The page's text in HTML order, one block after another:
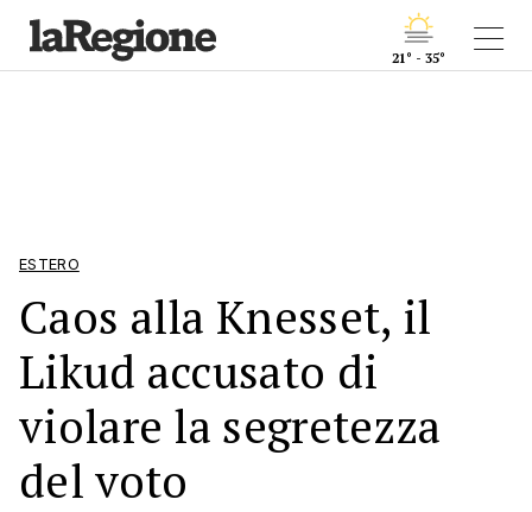
21° - 35°
ESTERO
Caos alla Knesset, il
Likud accusato di
violare la segretezza
del voto